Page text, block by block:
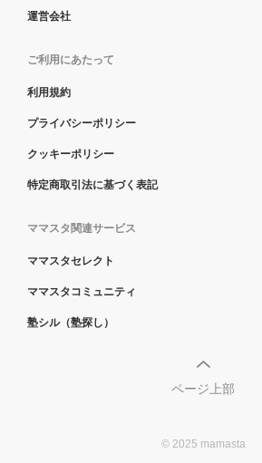
運営会社
ご利用にあたって
利用規約
プライバシーポリシー
クッキーポリシー
特定商取引法に基づく表記
ママスタ関連サービス
ママスタセレクト
ママスタコミュニティ
塾シル（塾探し）
ページ上部
© 2025 mamasta